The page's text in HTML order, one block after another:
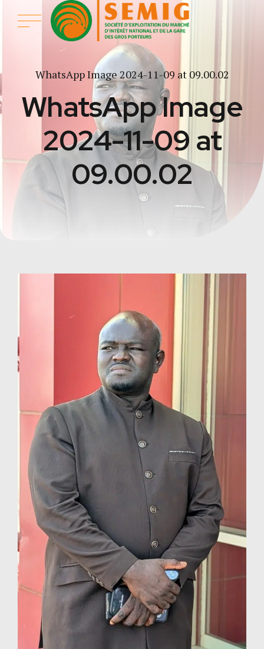
WhatsApp Image 2024-11-09 at 09.00.02
WhatsApp Image
2024-11-09 at
09.00.02